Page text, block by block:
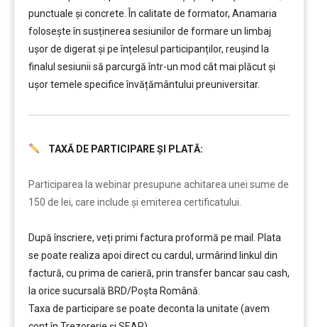
punctuale și concrete. În calitate de formator, Anamaria
folosește în susținerea sesiunilor de formare un limbaj
ușor de digerat și pe înțelesul participanților, reușind la
finalul sesiunii să parcurgă într-un mod cât mai plăcut și
ușor temele specifice învățământului preuniversitar.
TAXĂ DE PARTICIPARE ȘI PLATĂ:
Participarea la webinar presupune achitarea unei sume de
150 de lei, care include şi emiterea certificatului.
După înscriere, veți primi factura proformă pe mail. Plata
se poate realiza apoi direct cu cardul, urmârind linkul din
factură, cu prima de carieră, prin transfer bancar sau cash,
la orice sucursală BRD/Poșta Română.
Taxa de participare se poate deconta la unitate (avem